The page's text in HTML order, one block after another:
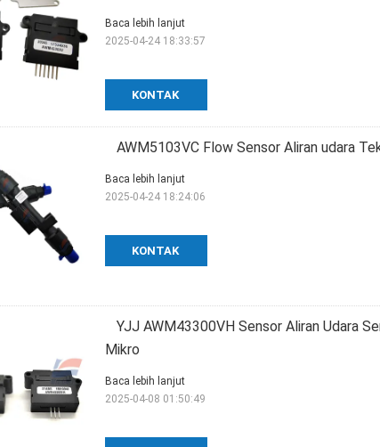
KONTAK
Baca lebih lanjut
2025-04-24 18:33:57
AWM5103VC Flow Sensor Aliran udara
KONTAK
Baca lebih lanjut
2025-04-24 18:24:06
YJJ AWM43300VH Sensor Aliran Udara
Mikro
Baca lebih lanjut
2025-04-08 01:50:49